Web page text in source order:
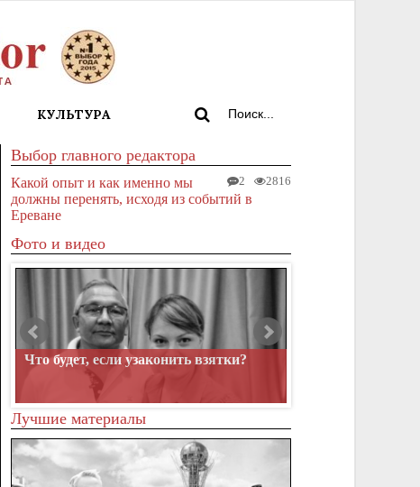
КУЛЬТУРА
Выбор главного редактора
2 2816
Какой опыт и как именно мы
должны перенять, исходя из событий в
Ереване
Фото и видео
Что будет, если узаконить взятки?
Лучшие материалы